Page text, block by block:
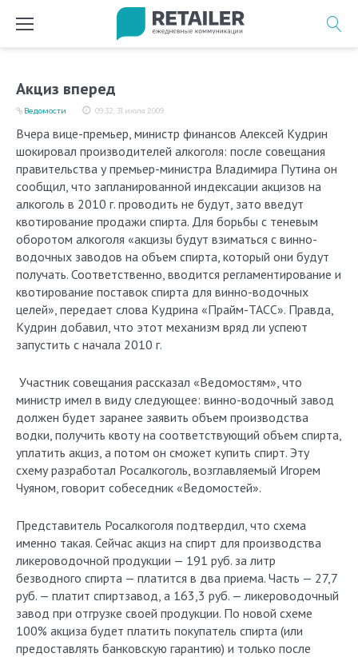
Акциз вперед
09:32, 31 июля 2009
Ведомости
Вчера вице-премьер, министр финансов Алексей Кудрин
шокировал производителей алкоголя: после совещания
правительства у премьер-министра Владимира Путина он
сообщил, что запланированной индексации акцизов на
алкоголь в 2010 г. проводить не будут, зато введут
квотирование продажи спирта. Для борьбы с теневым
оборотом алкоголя «акцизы будут взиматься с винно-
водочных заводов на объем спирта, который они будут
получать. Соответственно, вводится регламентирование и
квотирование поставок спирта для винно-водочных
целей», передает слова Кудрина «Прайм-ТАСС». Правда,
Кудрин добавил, что этот механизм вряд ли успеют
запустить с начала 2010 г.
Участник совещания рассказал «Ведомостям», что
министр имел в виду следующее: винно-водочный завод
должен будет заранее заявить объем производства
водки, получить квоту на соответствующий объем спирта,
уплатить акциз, а потом он сможет купить спирт. Эту
схему разработал Росалкоголь, возглавляемый Игорем
Чуяном, говорит собеседник «Ведомостей».
Представитель Росалкоголя подтвердил, что схема
именно такая. Сейчас акциз на спирт для производства
ликероводочной продукции — 191 руб. за литр
безводного спирта — платится в два приема. Часть — 27,7
руб. — платит спиртзавод, а 163,3 руб. — ликероводочный
завод при отгрузке своей продукции. По новой схеме
100% акциза будет платить покупатель спирта (или
предоставлять банковскую гарантию) и только после